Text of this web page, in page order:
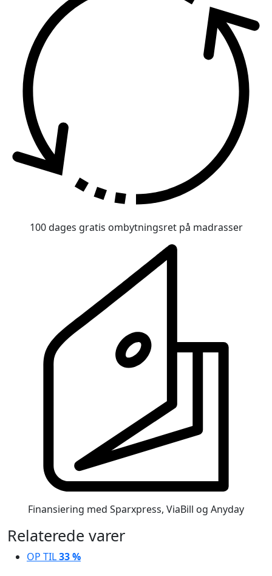
100 dages gratis ombytningsret på madrasser
Finansiering med Sparxpress, ViaBill og Anyday
Relaterede varer
OP TIL33 %